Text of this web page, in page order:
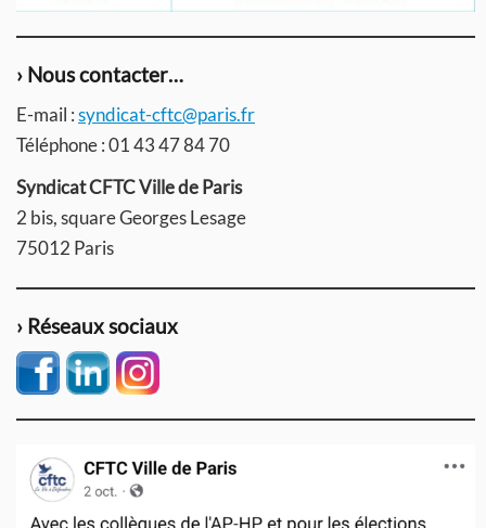
› Nous contacter…
E-mail :syndicat-cftc@paris.fr
Téléphone : 01 43 47 84 70
Syndicat CFTC Ville de Paris
2 bis, square Georges Lesage
75012 Paris
› Réseaux sociaux